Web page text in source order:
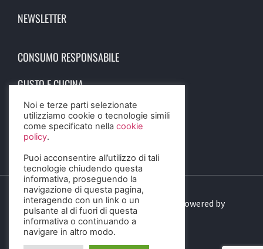
NEWSLETTER
CONSUMO RESPONSABILE
GUSTO E CUCINA
SCIENZA E SALUTE
STORIA E CULTURA
© 2023 Birra Informa. All Rights Reserved. Powered by
DIGITALSENSE
Noi e terze parti selezionate
utilizziamo cookie o tecnologie simili
come specificato nella cookie
policy.
Puoi acconsentire all’utilizzo di tali
tecnologie chiudendo questa
informativa, proseguendo la
navigazione di questa pagina,
interagendo con un link o un
pulsante al di fuori di questa
informativa o continuando a
navigare in altro modo.